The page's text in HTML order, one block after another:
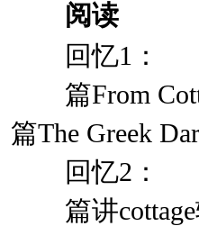
阅读
回忆1：
篇From
篇The Greek
回忆2：
篇讲cottage